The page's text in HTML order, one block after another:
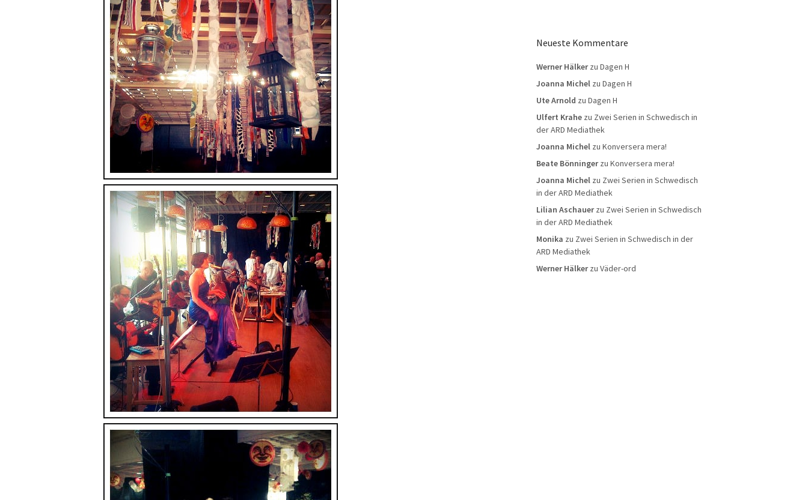
Neueste Kommentare
Werner Hälkerzu Dagen H
Joanna Michel zu Dagen H
Ute Arnold zu Dagen H
Ulfert Krahe zu Zwei Serien in Schwedisch in
der ARD Mediathek
Joanna Michel zu Konversera mera!
Beate Bönningerzu Konversera mera!
Joanna Michel zu Zwei Serien in Schwedisch
in der ARD Mediathek
Lilian Aschauerzu Zwei Serien in Schwedisch
in der ARD Mediathek
Monika zu Zwei Serien in Schwedisch in der
ARD Mediathek
Werner Hälkerzu Väder-ord